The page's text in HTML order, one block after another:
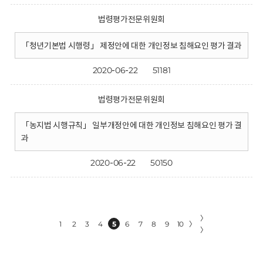
법령평가전문위원회
「청년기본법 시행령」 제정안에 대한 개인정보 침해요인 평가 결과
2020-06-22 51181
법령평가전문위원회
「농지법 시행규칙」 일부개정안에 대한 개인정보 침해요인 평가 결
과
2020-06-22 50150
1 2 3 4 5 6 7 8 9 10 〉
〉
〉